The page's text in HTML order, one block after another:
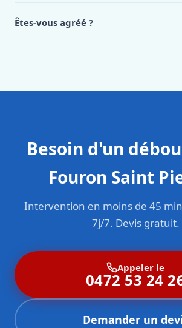
Êtes-vous agréé ?
Besoin d'un
Fouron Saint
Intervention en moins de 45
7j/7. Devis gratuit.
Appeler le
0472 53 24
Demander un